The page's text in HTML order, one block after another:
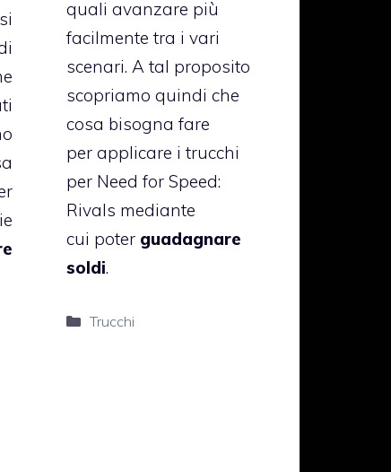
quali avanzare più
facilmente tra i vari
scenari. A tal proposito
scopriamo quindi che
cosa bisogna fare
per applicare i trucchi
per Need for Speed:
Rivals mediante
cui poter guadagnare
soldi.
Categorie
Trucchi